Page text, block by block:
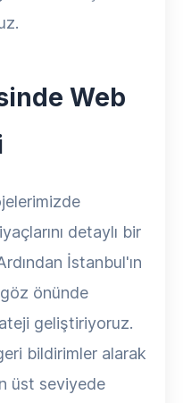
Web
detaylı bir
İstanbul'ın
önünde
geliştiriyoruz.
bildirimler alarak
üst seviyede